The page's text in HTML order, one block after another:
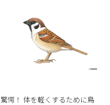
驚愕！ 体を軽くするために鳥